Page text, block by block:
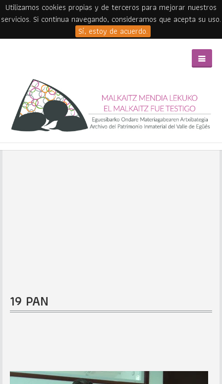
Utilizamos cookies propias y de terceros para mejorar nuestros
servicios. Si continua navegando, consideramos que acepta su uso.
Sí, estoy de acuerdo.
19 PAN